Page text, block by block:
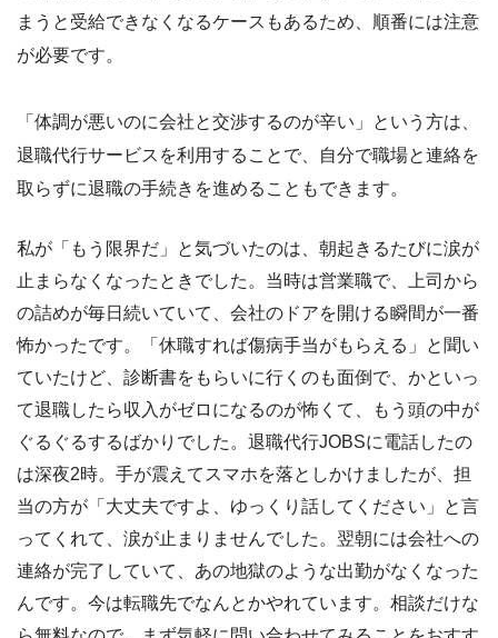
まうと受給できなくなるケースもあるため、順番には注意
が必要です。
「体調が悪いのに会社と交渉するのが辛い」という方は、
退職代行サービスを利用することで、自分で職場と連絡を
取らずに退職の手続きを進めることもできます。
私が「もう限界だ」と気づいたのは、朝起きるたびに涙が
止まらなくなったときでした。当時は営業職で、上司から
の詰めが毎日続いていて、会社のドアを開ける瞬間が一番
怖かったです。「休職すれば傷病手当がもらえる」と聞い
ていたけど、診断書をもらいに行くのも面倒で、かといっ
て退職したら収入がゼロになるのが怖くて、もう頭の中が
ぐるぐるするばかりでした。退職代行JOBSに電話したの
は深夜2時。手が震えてスマホを落としかけましたが、担
当の方が「大丈夫ですよ、ゆっくり話してください」と言
ってくれて、涙が止まりませんでした。翌朝には会社への
連絡が完了していて、あの地獄のような出勤がなくなった
んです。今は転職先でなんとかやれています。相談だけな